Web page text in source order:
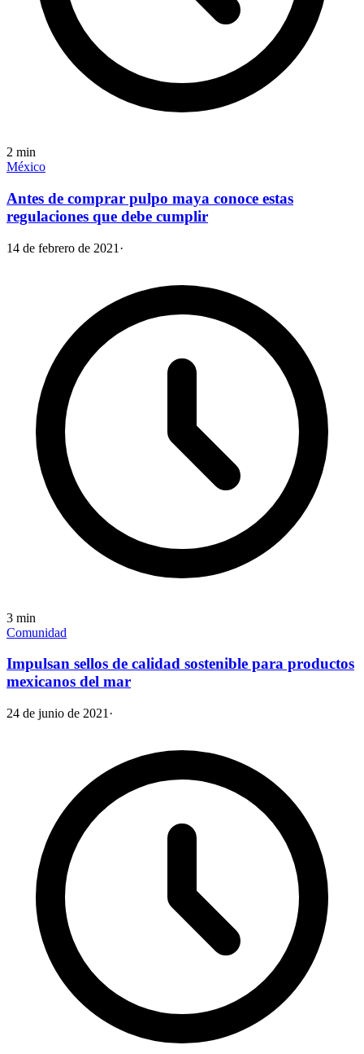
2 min
México
Antes de comprar pulpo maya conoce estas
regulaciones que debe cumplir
14 de febrero de 2021 ·
3 min
Comunidad
Impulsan sellos de calidad sostenible para productos
mexicanos del mar
24 de junio de 2021 ·